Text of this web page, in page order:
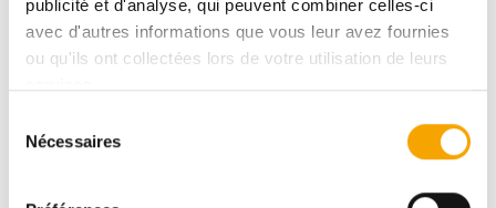
publicité et d'analyse, qui peuvent combiner celles-ci
avec d'autres informations que vous leur avez fournies
ou qu'ils ont collectées lors de votre utilisation de leurs
Nécessaires